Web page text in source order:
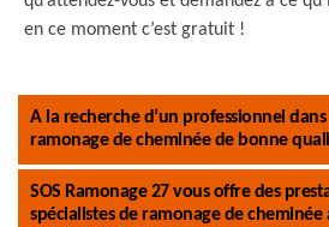
en ce moment c’est gratuit !
A la recherche d’un professionnel
ramonage de cheminée de bonne
SOS Ramonage 27 vous offre des
spécialistes de ramonage de cheminée